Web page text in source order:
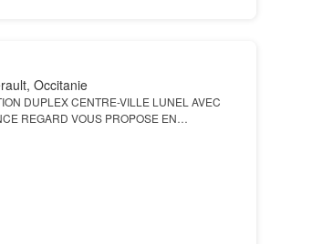
Occitanie
DUPLEX CENTRE-VILLE LUNEL AVEC
REGARD VOUS PROPOSE EN